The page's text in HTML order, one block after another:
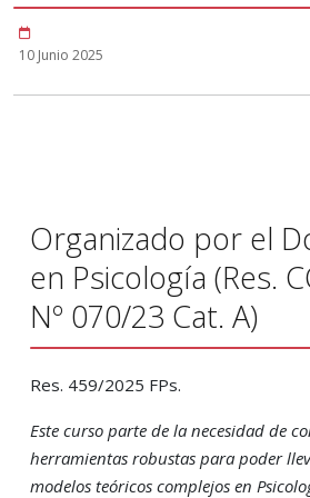
10 Junio 2025
Organizado por el
en Psicología (Res.
Nº 070/23 Cat. A)
Res. 459/2025 FPs.
Este curso parte de la necesidad de
herramientas robustas para poder
modelos teóricos complejos en